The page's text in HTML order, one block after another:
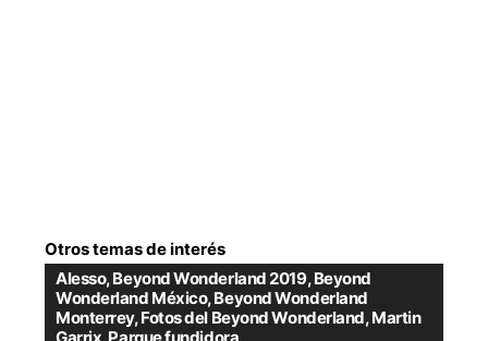
Otros temas de interés
Alesso,Beyond Wonderland 2019,Beyond
Wonderland México,Beyond Wonderland
Monterrey,Fotos del Beyond Wonderland,Martin